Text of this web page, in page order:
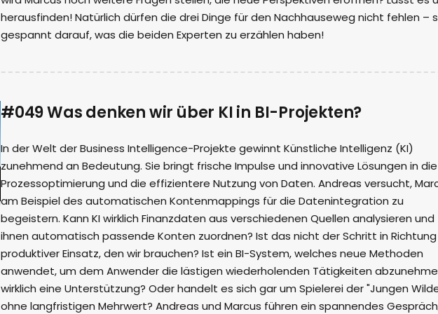
herausfinden! Natürlich dürfen die drei Dinge für den Nachhauseweg nicht fehlen –
gespannt darauf, was die beiden Experten zu erzählen haben!
#049 Was denken wir über KI in BI-Projekten?
In der Welt der Business Intelligence-Projekte gewinnt Künstliche Intelligenz (KI)
zunehmend an Bedeutung. Sie bringt frische Impulse und innovative Lösungen in die
Prozessoptimierung und die effizientere Nutzung von Daten. Andreas versucht,
am Beispiel des automatischen Kontenmappings für die Datenintegration zu
begeistern. Kann KI wirklich Finanzdaten aus verschiedenen Quellen analysieren und
ihnen automatisch passende Konten zuordnen? Ist das nicht der Schritt in Richtung
produktiver Einsatz, den wir brauchen? Ist ein BI-System, welches neue Methoden
anwendet, um dem Anwender die lästigen wiederholenden Tätigkeiten
wirklich eine Unterstützung? Oder handelt es sich gar um Spielerei der "Jungen
ohne langfristigen Mehrwert? Andreas und Marcus führen ein spannendes